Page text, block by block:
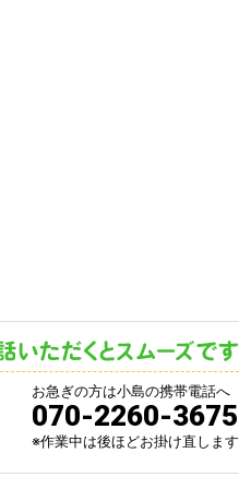
お急ぎの方は小島の携帯電話へ
070-2260-3675
※作業中は後ほどお掛け直します